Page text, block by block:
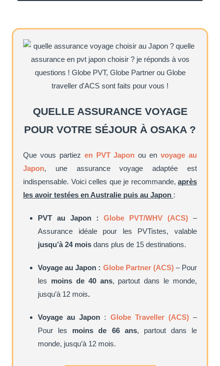
QUELLE ASSURANCE VOYAGE
POUR VOTRE SÉJOUR À OSAKA ?
Que vous partiez en PVT Japon ou envoyage au
Japon, une assurance voyage adaptée est
indispensable. Voici celles que je recommande, après
les avoir testées en Australie puis au Japon :
PVT au Japon : Globe PVT/WHV (ACS) –
Assurance idéale pour les PVTistes, valable
jusqu’à 24 mois dans plus de 15 destinations.
Voyage au Japon : Globe Partner (ACS)– Pour
les moins de 40 ans, partout dans le monde,
jusqu’à 12 mois.
Voyage au Japon : Globe Traveller (ACS)–
Pour les moins de 66 ans, partout dans le
monde, jusqu’à 12 mois.